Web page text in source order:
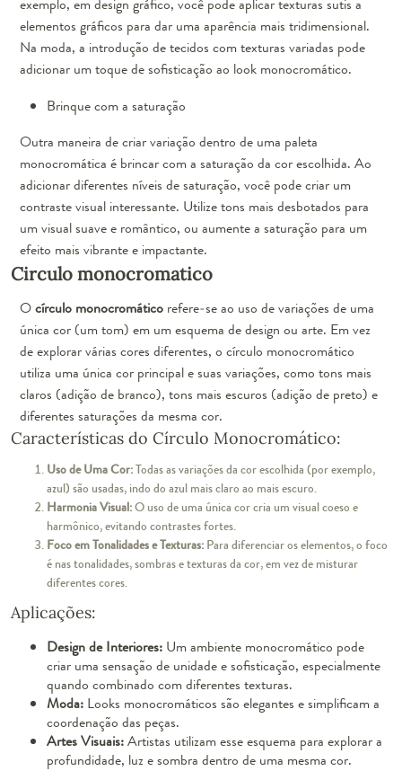
elementos gráficos para dar uma aparência mais tridimensional.
Na moda, a introdução de tecidos com texturas variadas pode
adicionar um toque de sofisticação ao look monocromático.
Brinque com a saturação
Outra maneira de criar variação dentro de uma paleta
monocromática é brincar com a saturação da cor escolhida. Ao
adicionar diferentes níveis de saturação, você pode criar um
contraste visual interessante. Utilize tons mais desbotados para
um visual suave e romântico, ou aumente a saturação para um
efeito mais vibrante e impactante.
Circulo monocromatico
Ocírculo monocromático refere-se ao uso de variações de uma
única cor (um tom) em um esquema de design ou arte. Em vez
de explorar várias cores diferentes, o círculo monocromático
utiliza uma única cor principal e suas variações, como tons mais
claros (adição de branco), tons mais escuros (adição de preto) e
diferentes saturações da mesma cor.
Características do Círculo Monocromático:
Uso de Uma Cor:Todas as variações da cor escolhida (por exemplo,
azul) são usadas, indo do azul mais claro ao mais escuro.
Harmonia Visual:O uso de uma única cor cria um visual coeso e
harmônico, evitando contrastes fortes.
Foco em Tonalidades e Texturas: Para diferenciar os elementos, o foco
é nas tonalidades, sombras e texturas da cor, em vez de misturar
diferentes cores.
Aplicações:
Design de Interiores: Um ambiente monocromático pode
criar uma sensação de unidade e sofisticação, especialmente
quando combinado com diferentes texturas.
Moda: Looks monocromáticos são elegantes e simplificam a
coordenação das peças.
Artes Visuais:Artistas utilizam esse esquema para explorar a
profundidade, luz e sombra dentro de uma mesma cor.